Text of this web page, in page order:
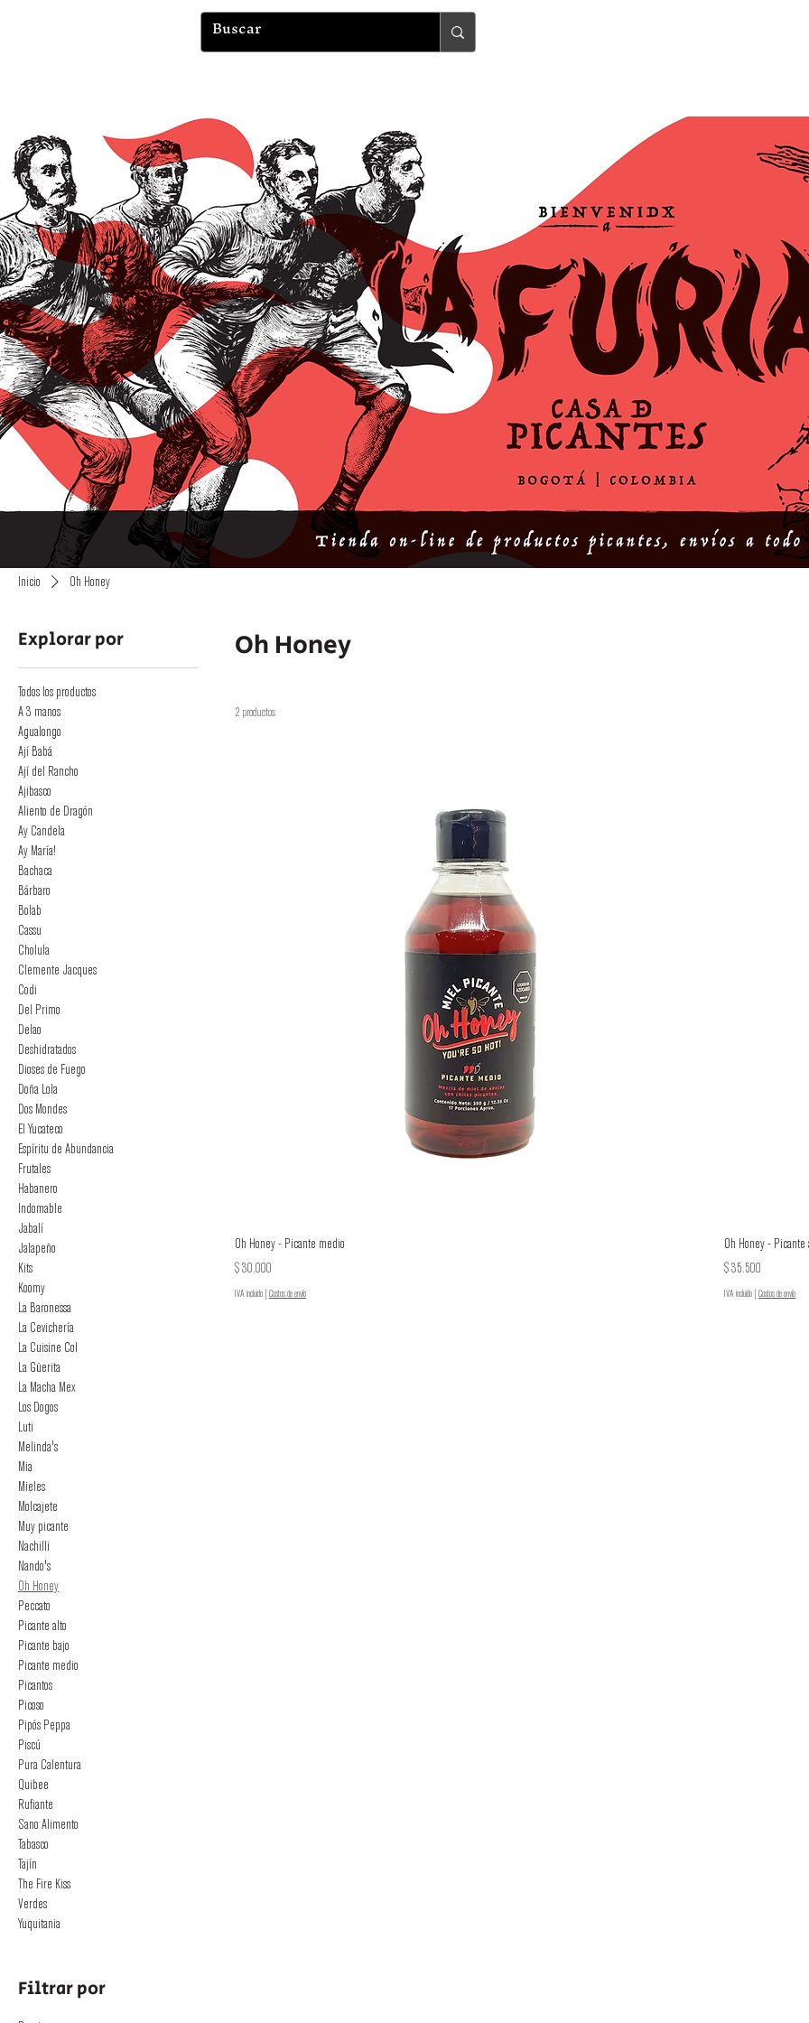
Inicio Oh Honey
Explorar por
Todos los productos
A 3 manos
Agualongo
Ají Babá
Ají del Rancho
Ajibasco
Aliento de Dragón
Ay Candela
Ay María!
Bachaca
Bárbaro
Bolab
Cassu
Cholula
Clemente Jacques
Codi
Del Primo
Delao
Deshidratados
Dioses de Fuego
Doña Lola
Dos Mondes
El Yucateco
Espíritu de Abundancia
Frutales
Habanero
Indomable
Jabalí
Jalapeño
Kits
Koomy
La Baronessa
La Cevichería
La Cuisine Col
La Güerita
La Macha Mex
Los Dogos
Luti
Melinda's
Mia
Mieles
Molcajete
Muy picante
Nachilli
Nando's
Oh Honey
Peccato
Picante alto
Picante bajo
Picante medio
Picantos
Picoso
Pipós Peppa
Piscú
Pura Calentura
Quibee
Rufiante
Sano Alimento
Tabasco
Tajín
The Fire Kiss
Verdes
Yuquitania
Filtrar por
Oh Honey
2 productos
Oh Honey - Picante medio
Precio
$ 30.000
IVA incluido | Costos de envío
Oh Honey - Picante
Precio
$ 35.500
IVA incluido | Costos de envío